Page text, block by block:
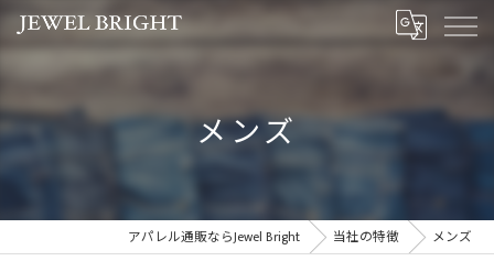
メンズ
アパレル通販ならJewel Bright 当社の特徴 メンズ